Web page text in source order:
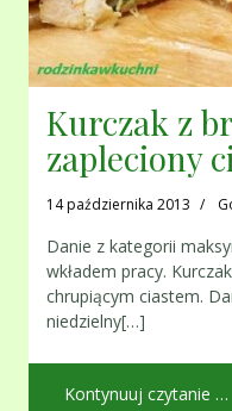
Kurczak z
zapleciony
14 października 2013
Danie z kategorii
wkładem pracy.
chrupiącym ciastem.
niedzielny[…]
Kontynuuj czytanie …